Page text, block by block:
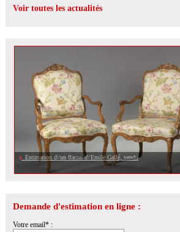
Voir toutes les actualités
Estimation d\'un flacon d\'Emile Gallé, vendu
Demande d'estimation en ligne :
Votre email* :